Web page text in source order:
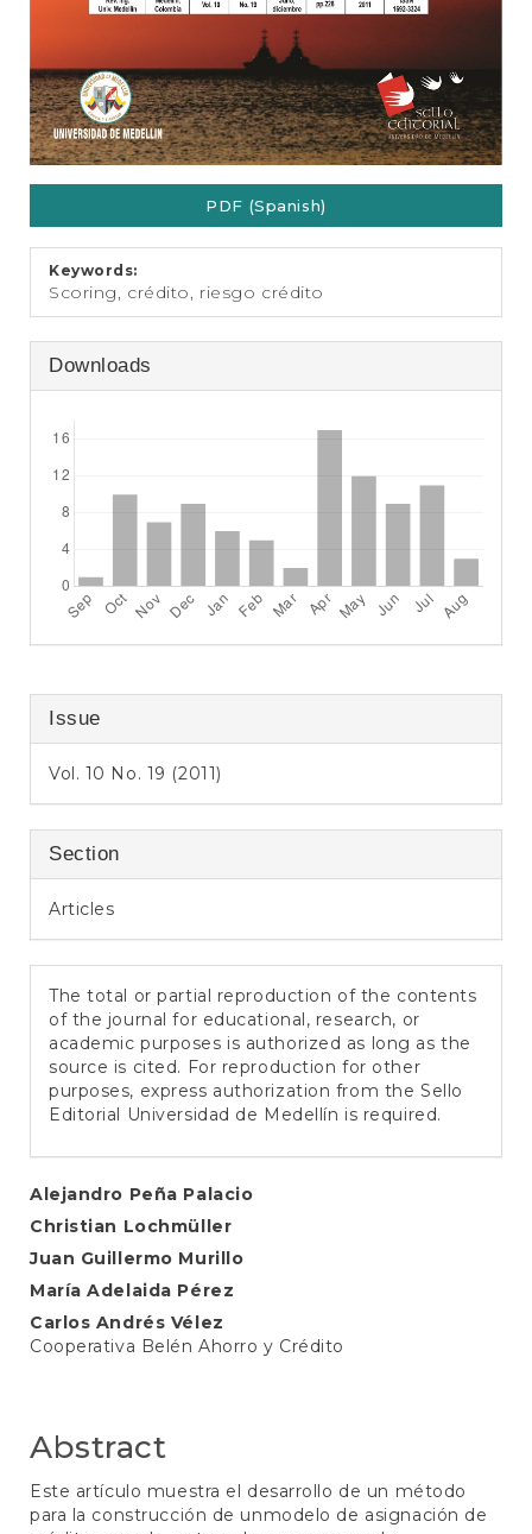
PDF (Spanish)
Keywords:
Scoring, crédito, riesgo crédito
Downloads
Issue
Vol. 10 No. 19 (2011)
Section
Articles
The total or partial reproduction of the contents
of the journal for educational, research, or
academic purposes is authorized as long as the
source is cited. For reproduction for other
purposes, express authorization from the Sello
Editorial Universidad de Medellín is required.
Main
Article
Content
Alejandro Peña Palacio
Christian Lochmüller
Juan Guillermo Murillo
María Adelaida Pérez
Carlos Andrés Vélez
Cooperativa Belén Ahorro y Crédito
Abstract
Este artículo muestra el desarrollo de un método
para la construcción de unmodelo de asignación de